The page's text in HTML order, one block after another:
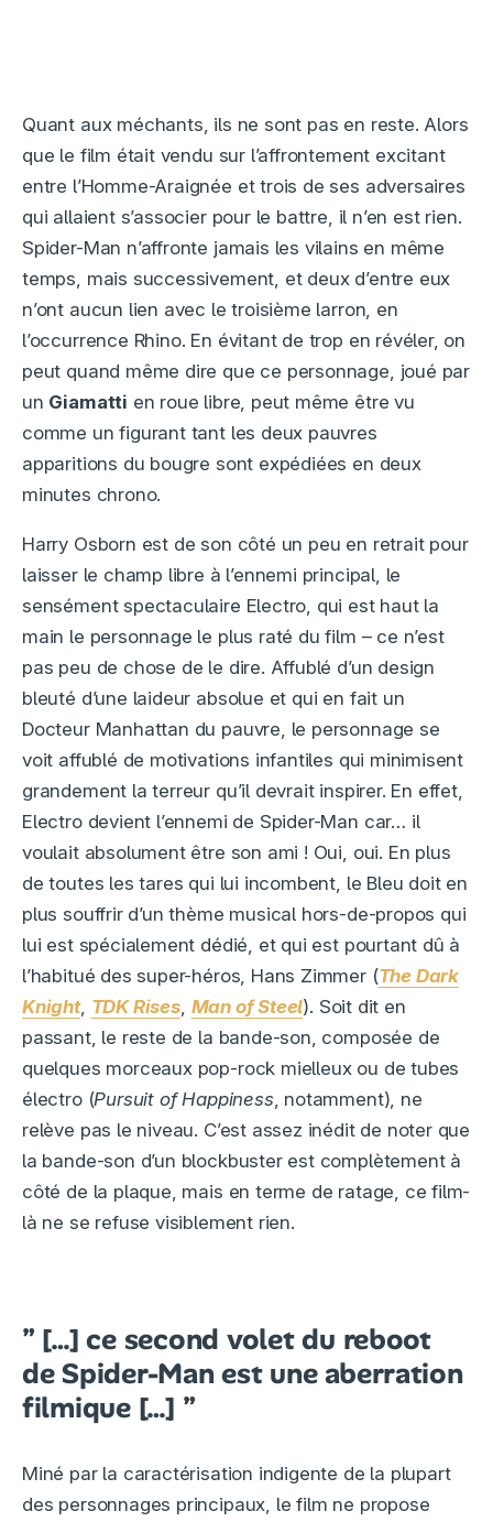
Quant aux méchants, ils ne sont pas en reste. Alors
que le film était vendu sur l’affrontement excitant
entre l’Homme-Araignée et trois de ses adversaires
qui allaient s’associer pour le battre, il n’en est rien.
Spider-Man n’affronte jamais les vilains en même
temps, mais successivement, et deux d’entre eux
n’ont aucun lien avec le troisième larron, en
l’occurrence Rhino. En évitant de trop en révéler, on
peut quand même dire que ce personnage, joué par
un Giamatti en roue libre, peut même être vu
comme un figurant tant les deux pauvres
apparitions du bougre sont expédiées en deux
minutes chrono.
Harry Osborn est de son côté un peu en retrait pour
laisser le champ libre à l’ennemi principal, le
sensément spectaculaire Electro, qui est haut la
main le personnage le plus raté du film – ce n’est
pas peu de chose de le dire. Affublé d’un design
bleuté d’une laideur absolue et qui en fait un
Docteur Manhattan du pauvre, le personnage se
voit affublé de motivations infantiles qui minimisent
grandement la terreur qu’il devrait inspirer. En effet,
Electro devient l’ennemi de Spider-Man car… il
voulait absolument être son ami ! Oui, oui. En plus
de toutes les tares qui lui incombent, le Bleu doit en
plus souffrir d’un thème musical hors-de-propos qui
lui est spécialement dédié, et qui est pourtant dû à
l’habitué des super-héros, Hans Zimmer (The Dark
Knight, TDK Rises, Man of Steel). Soit dit en
passant, le reste de la bande-son, composée de
quelques morceaux pop-rock mielleux ou de tubes
électro (Pursuit of Happiness , notamment), ne
relève pas le niveau. C’est assez inédit de noter que
la bande-son d’un blockbuster est complètement à
côté de la plaque, mais en terme de ratage, ce film-
là ne se refuse visiblement rien.
” […] ce second volet du reboot
de Spider-Man est une aberration
filmique […] ”
Miné par la caractérisation indigente de la plupart
des personnages principaux, le film ne propose